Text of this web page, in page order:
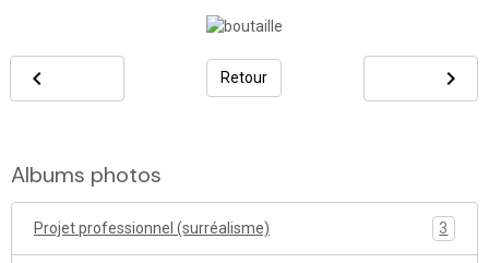
Retour
Albums photos
Projet professionnel (surréalisme) 3